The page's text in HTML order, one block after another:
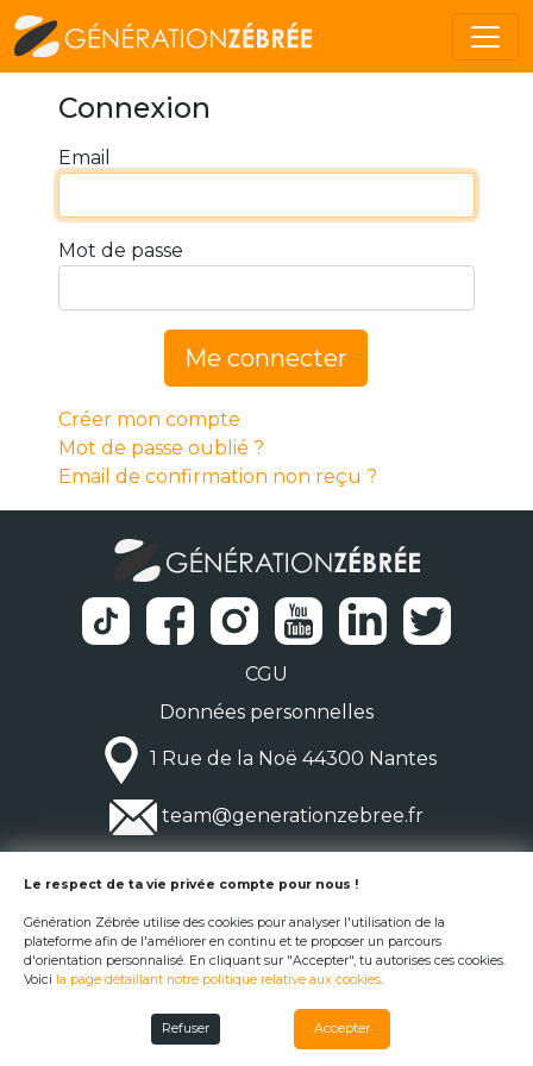
Connexion
Email
Mot de passe
Me connecter
Créer mon compte
Mot de passe oublié ?
Email de confirmation non reçu ?
CGU
Données personnelles
1 Rue de la Noë 44300 Nantes
team@generationzebree.fr
© Génération Zébrée 2026
Le respect de ta vie privée compte pour nous !
Génération Zébrée utilise des cookies pour analyser l'utilisation de la
plateforme afin de l'améliorer en continu et te proposer un parcours
d'orientation personnalisé. En cliquant sur "Accepter", tu autorises ces cookies.
Voici la page détaillant notre politique relative aux cookies.
Refuser Accepter